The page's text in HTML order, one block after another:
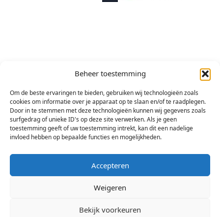
Beheer toestemming
Om de beste ervaringen te bieden, gebruiken wij technologieën zoals
cookies om informatie over je apparaat op te slaan en/of te raadplegen.
Door in te stemmen met deze technologieën kunnen wij gegevens zoals
surfgedrag of unieke ID's op deze site verwerken. Als je geen
toestemming geeft of uw toestemming intrekt, kan dit een nadelige
invloed hebben op bepaalde functies en mogelijkheden.
Accepteren
Weigeren
Bekijk voorkeuren